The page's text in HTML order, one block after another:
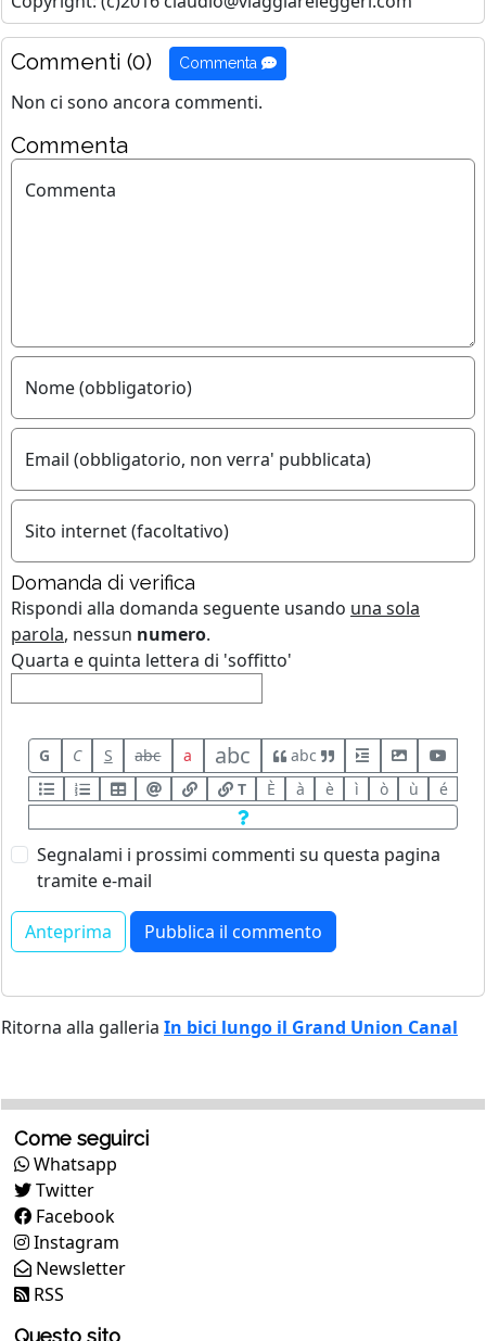
Commenti (0) Commenta
Non ci sono ancora commenti.
Commenta
Commenta
Nome (obbligatorio)
Email (obbligatorio, non verra' pubblicata)
Sito internet (facoltativo)
Domanda di verifica
Rispondi alla domanda seguente usando una sola
parola, nessun numero.
Quarta e quinta lettera di 'soffitto'
G C S abc a abc
abc
T
È à è ì ò ù é
Segnalami i prossimi commenti su questa pagina
tramite e-mail
Ritorna alla galleria In bici lungo il Grand Union Canal
Come seguirci
Whatsapp
Twitter
Facebook
Instagram
Newsletter
RSS
Questo sito